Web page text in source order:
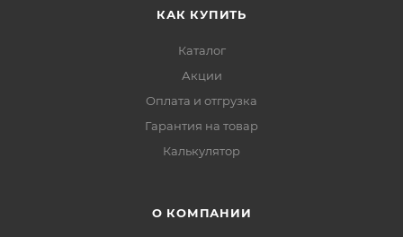
КАК КУПИТЬ
Каталог
Акции
Оплата и отгрузка
Гарантия на товар
Калькулятор
О КОМПАНИИ